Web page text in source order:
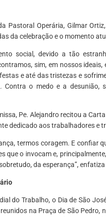
Pastoral Operária, Gilmar
da celebração e o momento
social, devido a tão
sim, em nossos
e até das tristezas e
Contra o medo e a
Pe. Alejandro recitou a
dedicado aos trabalhadores e
termos coragem. E
que o invocam e,
da esperança”,
do Trabalho, o Dia de São
na Praça de São